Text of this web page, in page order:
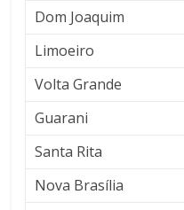
Dom Joaquim
Limoeiro
Volta Grande
Guarani
Santa Rita
Nova Brasília